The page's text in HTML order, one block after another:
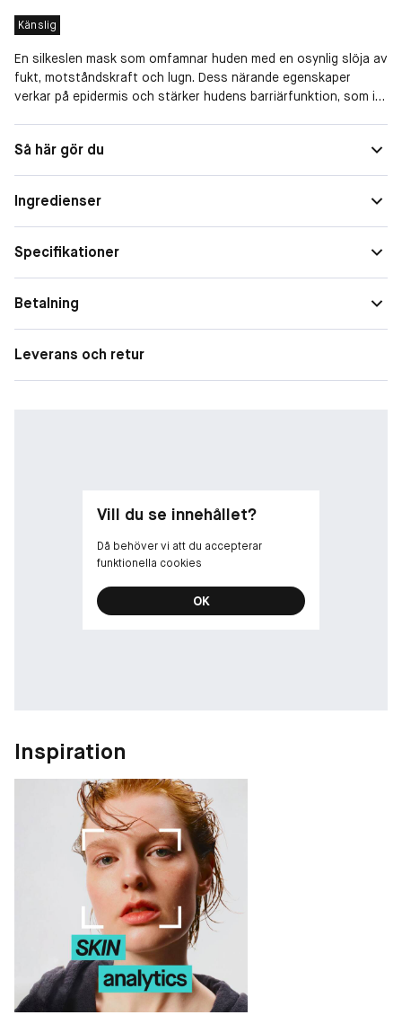
Känslig
En silkeslen mask som omfamnar huden med en osynlig slöja av
fukt, motståndskraft och lugn. Dess närande egenskaper
verkar på epidermis och stärker hudens barriärfunktion, som i
Den mjuka cremen glider sömlöst på huden och har en direkt
lugnande effekt, medan doften av Koishimaru Silk sveper in alla
hud.
• Skyddande och lugnande mask
• Passar känslig hud
Så här gör du
Ingredienser
Specifikationer
Betalning
Leverans och retur
Vill du se innehållet?
Då behöver vi att du accepterar
funktionella cookies
OK
Inspiration